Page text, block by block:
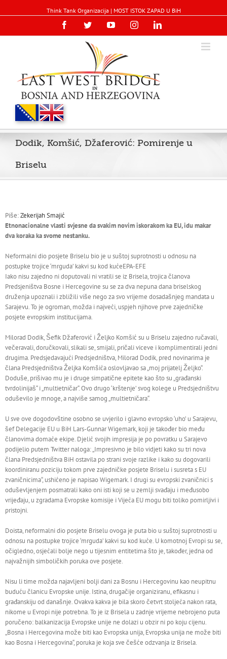
Think Tank Organizacija | MOST ISTOK ZAPAD U BiH
FacebookTwitterYouTubeInstagramLinkedin
Dodik, Komšić, Džaferović: Pomirenje u
Briselu
Piše:Zekerijah Smajić
Etnonacionalne vlasti svjesne da svakim novim iskorakom ka EU, idu makar
dva koraka ka svome nestanku.
Neformalni dio posjete Briselu bio je u suštoj suprotnosti u odnosu na
postupke trojice ‘mrguda’ kakvi su kod kućeEPA-EFE
Iako nisu zajedno ni doputovali ni vratili se iz Brisela, trojica članova
Predsjeništva Bosne i Hercegovine su se za dva nepuna dana briselskog
druženja upoznali i zbližili više nego za svo vrijeme dosadašnjeg mandata u
Sarajevu. To je ogroman, možda i najveći, uspjeh njihove prve zajedničke
posjete evropskim institucijama.
Milorad Dodik, Šefik Džaferović i Željko Komšić su u Briselu zajedno ručavali,
večeravali, doručkovali, slikali se, smijali, pričali viceve i komplimentirali jedni
drugima. Predsjedavajući Predsjedništva, Milorad Dodik, pred novinarima je
člana Predsjedništva Željka Komšića oslovljavao sa „moj prijatelj Željko“.
Doduše, prišivao mu je i druge simpatične epitete kao što su „građanski
tvrdolinijaš“ i „multietničar“. Ovo drugo ‘krštenje’ svog kolege u Predsjedništvu
oduševilo je mnoge, a najviše samog „multietničara“.
U sve ove dogodovštine osobno se uvjerilo i glavno evropsko ‘uho’ u Sarajevu,
šef Delegacije EU u BiH Lars-Gunnar Wigemark, koji je također bio među
članovima domaće ekipe. Djelić svojih impresija je po povratku u Sarajevo
podijelio putem Twitter naloga: „Impresivno je bilo vidjeti kako su tri nova
člana Predsjedništva BiH ostavila po strani svoje razlike i kako su dogovarili
koordiniranu poziciju tokom prve zajedničke posjete Briselu i susreta s EU
zvaničnicima“, ushićeno je napisao Wigemark. I drugi su evropski zvaničnici s
oduševljenjem posmatrali kako oni isti koji se u zemlji svađaju i međusobo
vrijeđaju, u zgradama Evropske komisije i Vijeća EU mogu biti toliko pomirljivi i
pristojni.
Doista, neformalni dio posjete Briselu ovoga je puta bio u suštoj suprotnosti u
odnosu na postupke trojice ‘mrguda’ kakvi su kod kuće. U komotnoj Evropi su se,
očigledno, osjećali bolje nego u tijesnim entitetima što je, također, jedna od
najvažnijih simboličkih poruka ove posjete.
Nisu li time možda najavljeni bolji dani za Bosnu i Hercegovinu kao neupitnu
buduću članicu Evropske unije. Istina, drugačije organiziranu, efikasnu i
građanskiju od današnje. Ovakva kakva je bila skoro četvrt stoljeća nakon rata,
nikome u Evropi nije potrebna. To je iz Brisela u zadnje vrijeme nebrojeno puta
poručeno: balkanizacija Evropske unije ne dolazi u obzir ni po koju cijenu.
„Bosna i Hercegovina može biti kao Evropska unija, Evropska unija ne može biti
kao Bosna i Hercegovina“, poruka je koja sve češće odzvanja iz Brisela.